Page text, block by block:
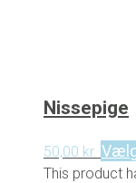
Nissepige
50,00 kr.
This product